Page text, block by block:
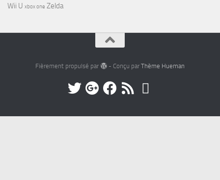
Wii U xbox one Zelda
Fièrement propulsé par - Conçu par Thème Hueman